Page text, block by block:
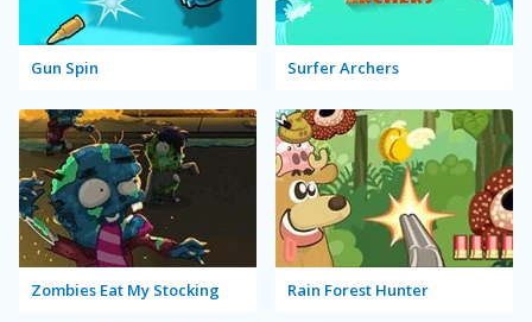
Gun Spin Surfer Archers
Zombies Eat My Stocking Rain Forest Hunter